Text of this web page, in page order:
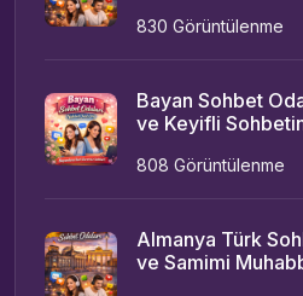
830 Görüntülenme
Bayan Sohbet
ve Keyifli
808 Görüntülenme
Almanya Türk
ve Samimi